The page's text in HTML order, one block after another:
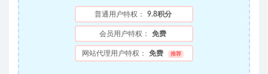
普通用户特权： 9.8积分
会员用户特权： 免费
网站代理用户特权： 免费 推荐